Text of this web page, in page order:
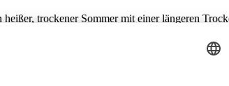
trockener Sommer mit einer längeren
Eiszeit Anfang des 18. Jahrhunderts